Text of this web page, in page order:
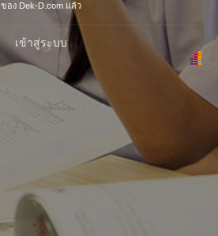
ของ Dek-D.com แล้ว
เข้าสู่ระบบ